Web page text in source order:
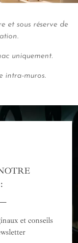
et sous réserve de
uniquement.
intra-muros.
et conseils